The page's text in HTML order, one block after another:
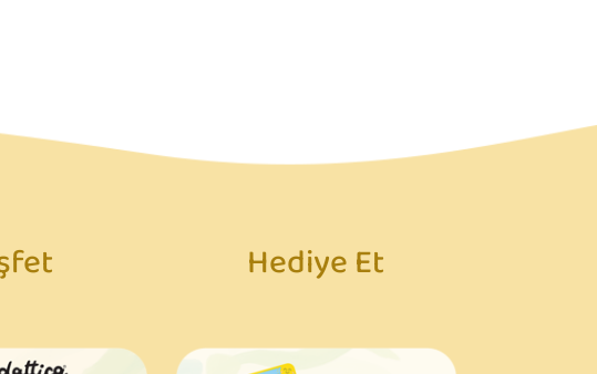
Hediye Et